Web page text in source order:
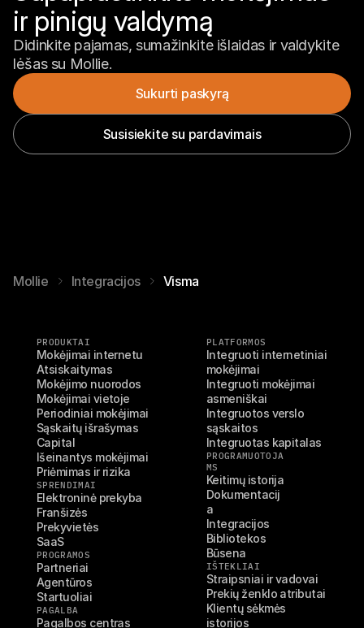
ir pinigų valdymą
Didinkite pajamas, sumažinkite išlaidas ir valdykite
lėšas su Mollie.
Sukurti paskyrą
Susisiekite su pardavimais
Mollie Integracijos Visma
PRODUKTAI
Mokėjimai internetu
Atsiskaitymas
Mokėjimo nuorodos
Mokėjimai vietoje
Periodiniai mokėjimai
Sąskaitų išrašymas
Capital
Išeinantys mokėjimai
Priėmimas ir rizika
SPRENDIMAI
Elektroninė prekyba
Franšizės
Prekyvietės
SaaS
PROGRAMOS
Partneriai
Agentūros
Startuoliai
PAGALBA
Pagalbos centras
PLATFORMOS
Integruoti internetiniai
mokėjimai
Integruoti mokėjimai
asmeniškai
Integruotos verslo
sąskaitos
Integruotas kapitalas
PROGRAMUOTOJA
MS
Keitimų istorija
Dokumentacij
a
Integracijos
Bibliotekos
Būsena
IŠTEKLIAI
Straipsniai ir vadovai
Prekių ženklo atributai
Klientų sėkmės
istorijos